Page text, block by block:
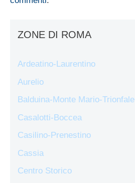
ZONE DI ROMA
Ardeatino-Laurentino
Aurelio
Balduina-Monte Mario-Trionfale
Casalotti-Boccea
Casilino-Prenestino
Cassia
Centro Storico